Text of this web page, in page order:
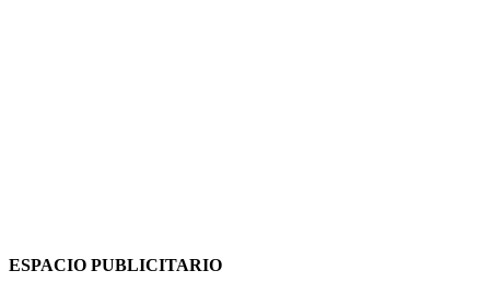
ESPACIO PUBLICITARIO